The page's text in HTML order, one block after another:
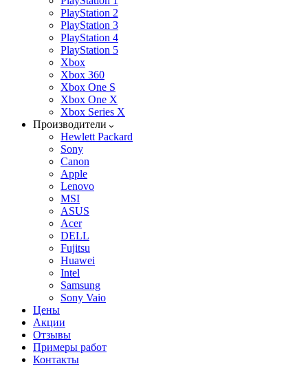
PlayStation 2
PlayStation 3
PlayStation 4
PlayStation 5
Xbox
Xbox 360
Xbox One S
Xbox One X
Xbox Series X
Производители
Hewlett Packard
Sony
Canon
Apple
Lenovo
MSI
ASUS
Acer
DELL
Fujitsu
Huawei
Intel
Samsung
Sony Vaio
Цены
Акции
Отзывы
Примеры работ
Контакты